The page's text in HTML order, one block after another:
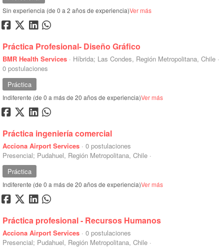
Sin experiencia (de 0 a 2 años de experiencia)Ver más
Práctica Profesional- Diseño Gráfico
BMR Health Services · Híbrida; Las Condes, Región Metropolitana, Chile ·
0 postulaciones
Práctica
Indiferente (de 0 a más de 20 años de experiencia)Ver más
Práctica ingeniería comercial
Acciona Airport Services ·
Presencial; Pudahuel, Región Metropolitana, Chile ·
0 postulaciones
Práctica
Indiferente (de 0 a más de 20 años de experiencia)Ver más
Práctica profesional - Recursos Humanos
Acciona Airport Services ·
Presencial; Pudahuel, Región Metropolitana, Chile ·
0 postulaciones